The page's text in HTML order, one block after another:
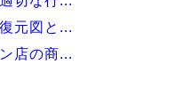
元図と...
店の商...